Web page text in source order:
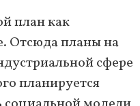
план как
Отсюда планы на
сфере
планируется